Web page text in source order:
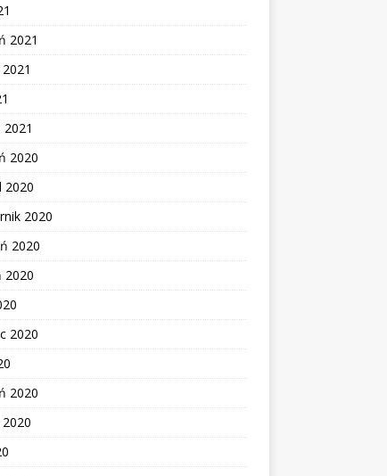
2021
2020
2020
2020
2020
2020
2020
2020